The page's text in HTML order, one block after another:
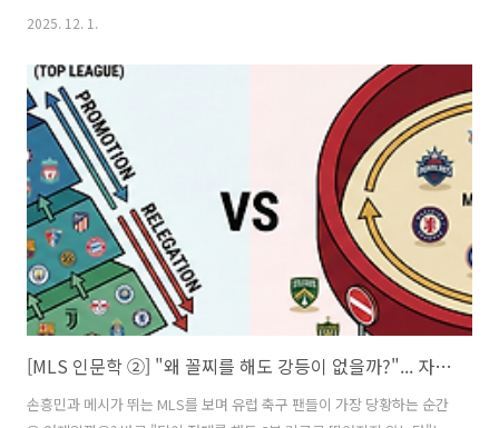
니다. 치어리더 대신 90분 내내 북을 치며 뛰는 '서포터즈'가 있고, 경기
MLS 인문학 시리즈의 마지막 편, 오늘은 유럽의 열정과 미국의 파티 문
화가 결합된 MLS만의 독특한 놀이 문화를 소개합니다.📊 30초 요약: 미
국 축구장 사용설명서🚗 테일게이트(Tailgate): 킥오프 4시간 전, 주차장
에 차를 대고 트럭 뒤(Tailgate)에서 고기를 굽고 맥주를 마시는 거대한
사전 파티.🥁 서포터즈(The..
2025. 12. 1.
[MLS 인문학 ②] "왜 꼴찌를 해도 강등이 없을까?"... 자본주의 미국이 선택한 '스포츠 공산주의' (승강제와 샐러리캡)
손흥민과 메시가 뛰는 MLS를 보며 유럽 축구 팬들이 가장 당황하는 순간